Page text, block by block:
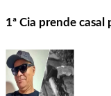
1ª Cia prende